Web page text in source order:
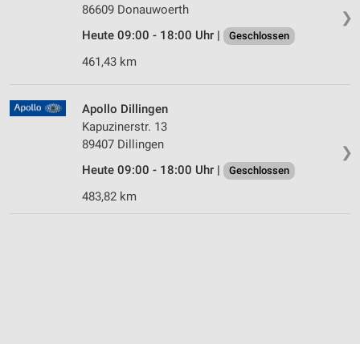
❯
86609 Donauwoerth
Heute 09:00 - 18:00 Uhr |
Geschlossen
461,43 km
❯
Apollo Dillingen
Kapuzinerstr. 13
89407 Dillingen
Heute 09:00 - 18:00 Uhr |
Geschlossen
483,82 km